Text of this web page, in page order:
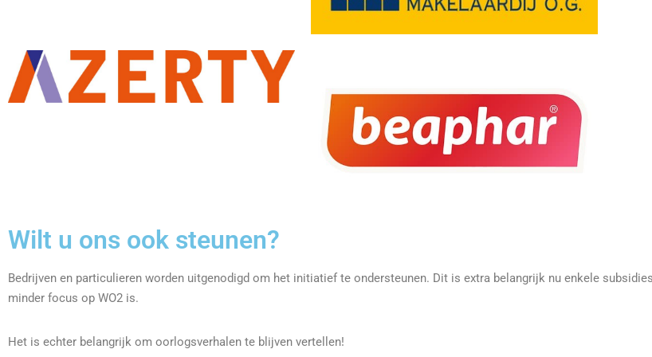
Wilt u ons ook steunen?
Bedrijven en particulieren worden uitgenodigd om het initiatief te ondersteunen. Dit is extra belangrijk nu enkele
minder focus op WO2 is.
Het is echter belangrijk om oorlogsverhalen te blijven vertellen!